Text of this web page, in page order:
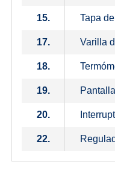
15. Tapa
17. Varilla
18.
19.
20.
22.